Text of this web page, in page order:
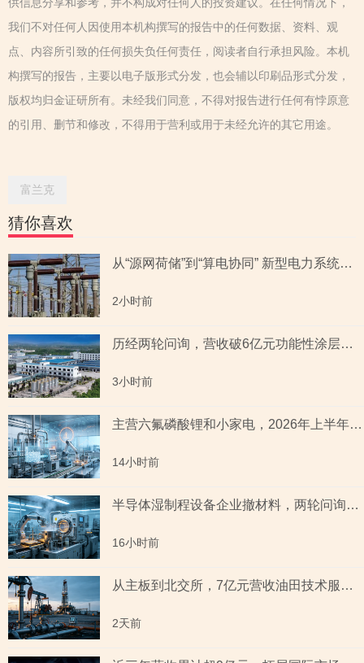
供信息分享和参考，并不构成对任何人的投资建议。在任何情况下，
我们不对任何人因使用本机构撰写的报告中的任何数据、资料、观
点、内容所引致的任何损失负任何责任，阅读者自行承担风险。本机
构撰写的报告，主要以电子版形式分发，也会辅以印刷品形式分发，
版权均归金证研所有。未经我们同意，不得对报告进行任何有悖原意
的引用、删节和修改，不得用于营利或用于未经允许的其它用途。
富兰克
猜你喜欢
从“源网荷储”到“算电协同” 新型电力系统指数全景透视六大赛道
2小时前
历经两轮问询，营收破6亿元功能性涂层材料企业“撤稿”，应收账款坏账计提充分性及销售费用率低于同行均值合理性遭“连环问”
3小时前
主营六氟磷酸锂和小家电，2026年上半年预测盈利超2亿元，虚增收入被ST背后子公司未完成业绩承诺
14小时前
半导体湿制程设备企业撤材料，两轮问询聚焦收入确认时点准确性，原材料采购公允性引关注
16小时前
从主板到北交所，7亿元营收油田技术服务商两次撤单，募投项目必要性与核心技术竞争力遭“拷问”
2天前